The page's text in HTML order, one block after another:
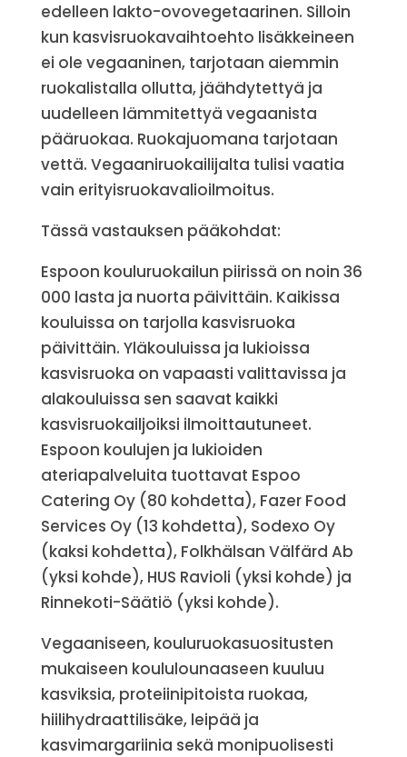
edelleen lakto-ovovegetaarinen. Silloin
kun kasvisruokavaihtoehto lisäkkeineen
ei ole vegaaninen, tarjotaan aiemmin
ruokalistalla ollutta, jäähdytettyä ja
uudelleen lämmitettyä vegaanista
pääruokaa. Ruokajuomana tarjotaan
vettä. Vegaaniruokailijalta tulisi vaatia
vain erityisruokavalioilmoitus.
Tässä vastauksen pääkohdat:
Espoon kouluruokailun piirissä on noin 36
000 lasta ja nuorta päivittäin. Kaikissa
kouluissa on tarjolla kasvisruoka
päivittäin. Yläkouluissa ja lukioissa
kasvisruoka on vapaasti valittavissa ja
alakouluissa sen saavat kaikki
kasvisruokailjoiksi ilmoittautuneet.
Espoon koulujen ja lukioiden
ateriapalveluita tuottavat Espoo
Catering Oy (80 kohdetta), Fazer Food
Services Oy (13 kohdetta), Sodexo Oy
(kaksi kohdetta), Folkhälsan Välfärd Ab
(yksi kohde), HUS Ravioli (yksi kohde) ja
Rinnekoti-Säätiö (yksi kohde).
Vegaaniseen, kouluruokasuositusten
mukaiseen koululounaaseen kuuluu
kasviksia, proteiinipitoista ruokaa,
hiilihydraattilisäke, leipää ja
kasvimargariinia sekä monipuolisesti